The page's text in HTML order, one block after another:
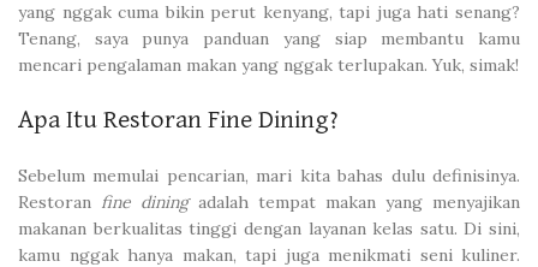
yang nggak cuma bikin perut kenyang, tapi juga hati senang?
Tenang, saya punya panduan yang siap membantu kamu
mencari pengalaman makan yang nggak terlupakan. Yuk, simak!
Apa Itu Restoran Fine Dining?
Sebelum memulai pencarian, mari kita bahas dulu definisinya.
Restoran fine diningadalah tempat makan yang menyajikan
makanan berkualitas tinggi dengan layanan kelas satu. Di sini,
kamu nggak hanya makan, tapi juga menikmati seni kuliner.